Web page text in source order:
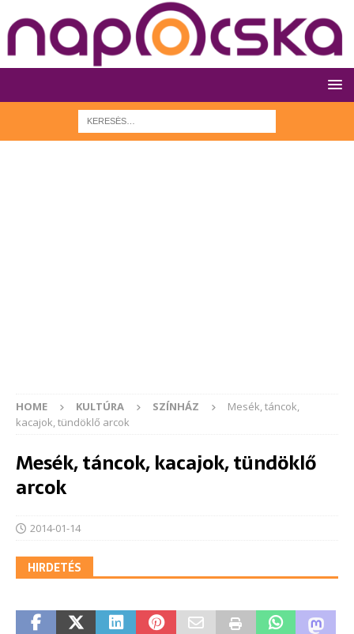
HOME KULTÚRA SZÍNHÁZ
Mesék, táncok,
kacajok, tündöklő arcok
Mesék, táncok, kacajok, tündöklő
arcok
2014-01-14
HIRDETÉS